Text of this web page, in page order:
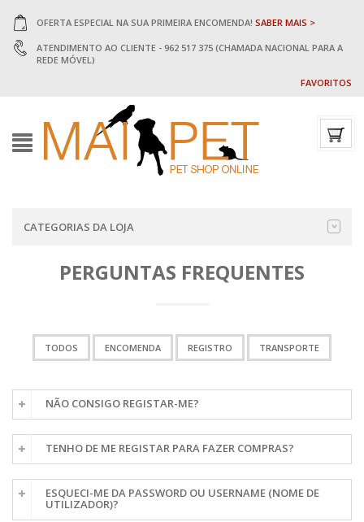
OFERTA ESPECIAL NA SUA PRIMEIRA ENCOMENDA! SABER MAIS >
ATENDIMENTO AO CLIENTE - 962 517 375 (CHAMADA NACIONAL PARA A
REDE MÓVEL)
FAVORITOS
CATEGORIAS DA LOJA
PERGUNTAS FREQUENTES
TODOS ENCOMENDA REGISTRO TRANSPORTE
NÃO CONSIGO REGISTAR-ME?
TENHO DE ME REGISTAR PARA FAZER COMPRAS?
ESQUECI-ME DA PASSWORD OU USERNAME (NOME DE
UTILIZADOR)?